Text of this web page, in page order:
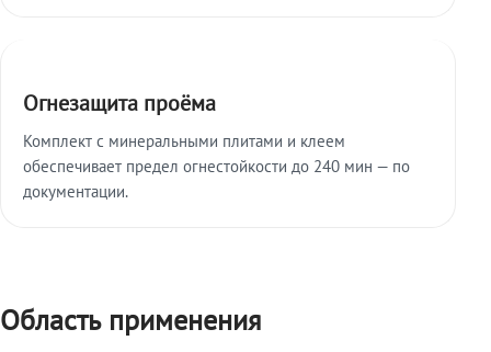
Огнезащита проёма
Комплект с минеральными плитами и клеем
обеспечивает предел огнестойкости до 240 мин — по
документации.
Область применения